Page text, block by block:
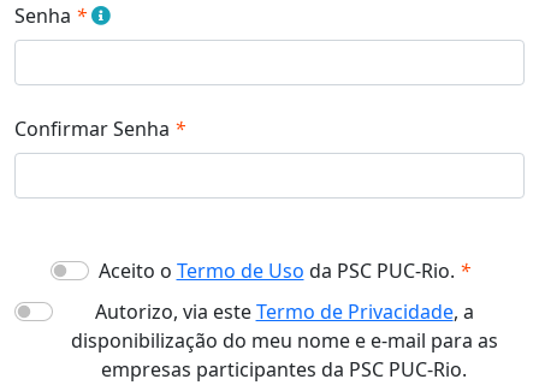
Senha
Confirmar Senha
Aceito o Termo de Uso da PSC PUC-Rio.
Autorizo, via esteTermo de Privacidade, a
disponibilização do meu nome e e-mail para as
empresas participantes da PSC PUC-Rio.